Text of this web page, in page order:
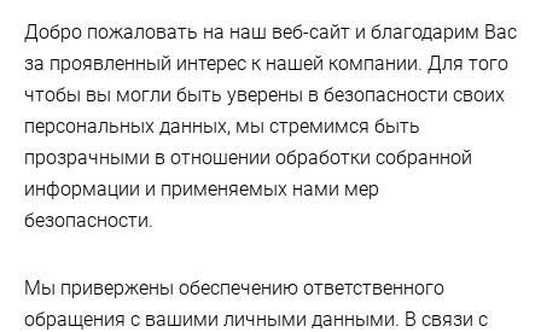
поиску
Добро пожаловать на наш веб-сайт и благодарим Вас
за проявленный интерес к нашей компании. Для того
чтобы вы могли быть уверены в безопасности своих
персональных данных, мы стремимся быть
прозрачными в отношении обработки собранной
информации и применяемых нами мер
безопасности.
Мы привержены обеспечению ответственного
обращения с вашими личными данными. В связи с